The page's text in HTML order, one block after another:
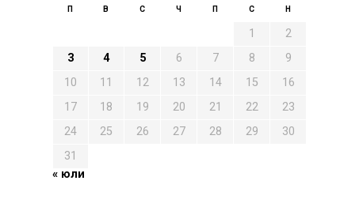
П В С Ч П С Н
1
2
3
4 5 6 7 8
9
10
11 12 13 14 15
16
17
18 19 20 21 22
23
24
25 26 27 28 29
30
31
« юли